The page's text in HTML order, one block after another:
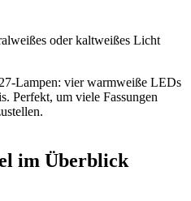
oder kaltweißes Licht
Lampen: vier warmweiße LEDs
Perfekt, um viele Fassungen
im Überblick